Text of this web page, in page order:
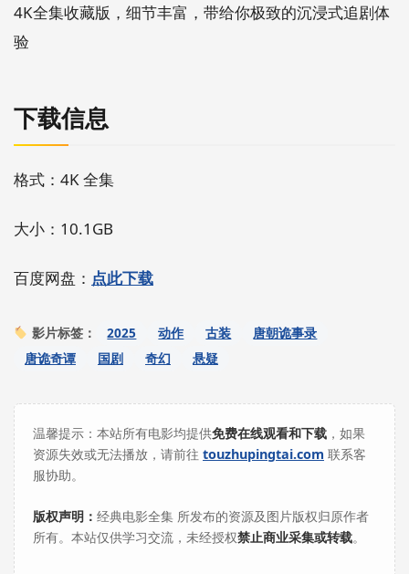
4K全集收藏版，细节丰富，带给你极致的沉浸式追剧体
验
下载信息
格式：4K 全集
大小：10.1GB
百度网盘： 点此下载
影片标签： 2025 动作 古装
唐朝诡事录
唐诡奇谭
国剧 奇幻 悬疑
温馨提示：本站所有电影均提供免费在线观看和下载 ，如果
资源失效或无法播放，请前往 touzhupingtai.com 联系客
服协助。
版权声明： 经典电影全集 所发布的资源及图片版权归原作者
所有。本站仅供学习交流，未经授权禁止商业采集或转载。